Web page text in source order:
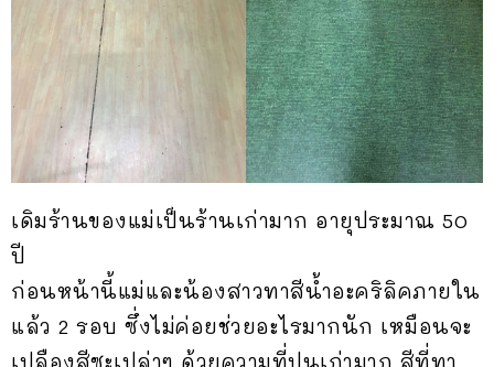
เดิมร้านของแม่เป็นร้านเก่ามาก อายุประมาณ 50
ปี
ก่อนหน้านี้แม่และน้องสาวทาสีน้ำอะคริลิคภายใน
แล้ว 2 รอบ ซึ่งไม่ค่อยช่วยอะไรมากนัก เหมือนจะ
เปลืองสีซะเปล่าๆ ด้วยความที่ปูนเก่ามาก สีที่ทา